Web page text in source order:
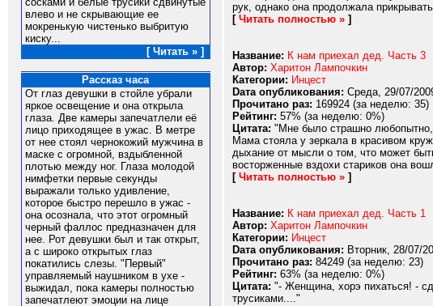
влево и не скрывающие ее
мокренькую чистенько выбритую
киску...
[ Читать » ]
Рассказ часа
От глаз девушки в стойле убрали
яркое освещение и она открыла
глаза. Две камеры запечатлели её
лицо приходящее в ужас. В метре
от нее стоял чернокожий мужчина в
маске с огромной, вздыбленной
плотью между ног. Глаза молодой
нимфетки первые секунды
выражали только удивление,
которое быстро перешло в ужас -
она осознала, что этот огромный
черный фаллос предназначен для
нее. Рот девушки был и так открыт,
а с широко открытых глаз
покатились слезы. "Первый"
управляемый наушником в ухе -
выжидал, пока камеры полностью
запечатлеют эмоции на лице
рук, однако она продолжала
[ Читать полностью » ]
Название: К нам приехал дед. Часть 3
Автор: Харитон Лампочкин
Категории: Инцест
Dата опубликования: Среда, 29/07/
Прочитано раз: 169924 (за неделю: 35)
Рейтинг: 57% (за неделю: 0%)
Цитата: "Мне было страшно любопытно,
Мама стояла у зеркала в красивом
дыхание от мысли о том, что может
восторженные вздохи стариков она
[ Читать полностью » ]
Название: К нам приехал дед. Часть 1
Автор: Харитон Лампочкин
Категории: Инцест
Dата опубликования: Вторник, 28/07/
Прочитано раз: 84249 (за неделю: 23)
Рейтинг: 63% (за неделю: 0%)
Цитата: "- Женщина, хорэ пихаться! -
трусиками...."